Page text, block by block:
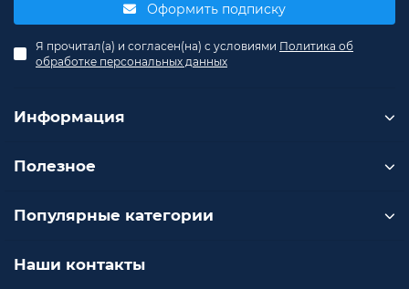
Оформить подписку
Я прочитал(а) и согласен(на) с условиями Политика об
обработке персональных данных
Информация
Полезное
Популярные категории
Наши контакты